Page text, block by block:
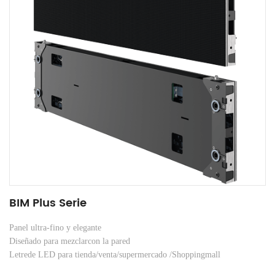
BIM Plus Serie
Panel ultra-fino y elegante
Diseñado para mezclarcon la pared
Letrede LED para tienda/venta/supermercado /Shoppingmall